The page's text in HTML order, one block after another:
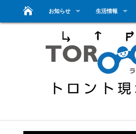
お知らせ 生活情報